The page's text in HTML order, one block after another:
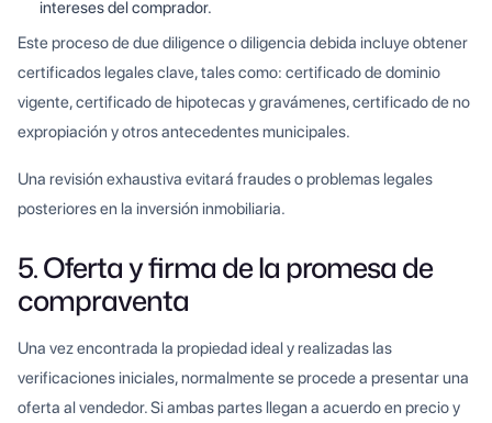
intereses del comprador.
Este proceso de due diligence o diligencia debida incluye obtener
certificados legales clave, tales como: certificado de dominio
vigente, certificado de hipotecas y gravámenes, certificado de no
expropiación y otros antecedentes municipales.
Una revisión exhaustiva evitará fraudes o problemas legales
posteriores en la inversión inmobiliaria.
5. Oferta y firma de la promesa de
compraventa
Una vez encontrada la propiedad ideal y realizadas las
verificaciones iniciales, normalmente se procede a presentar una
oferta al vendedor. Si ambas partes llegan a acuerdo en precio y